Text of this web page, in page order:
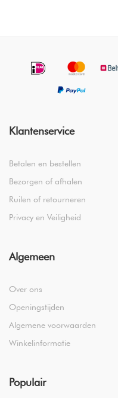
Klantenservice
Betalen en bestellen
Bezorgen of afhalen
Ruilen of retourneren
Privacy en Veiligheid
Algemeen
Over ons
Openingstijden
Algemene voorwaarden
Winkelinformatie
Populair